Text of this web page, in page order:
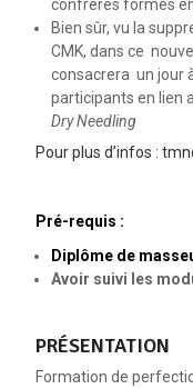
confrères formés
Bien sûr, vu la
CMK, dans ce
consacrera un jour
participants en lien
Dry Needling
Pour plus d’infos :
Pré-requis :
Diplôme de
Avoir suivi les
PRÉSENTATION
Formation de